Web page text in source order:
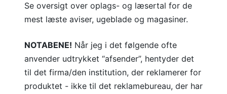
Se oversigt over oplags- og læsertal for de
mest læste aviser, ugeblade og magasiner.
NOTABENE! Når jeg i det følgende ofte
anvender udtrykket “afsender”, hentyder det
til det firma/den institution, der reklamerer for
produktet - ikke til det reklamebureau, der har